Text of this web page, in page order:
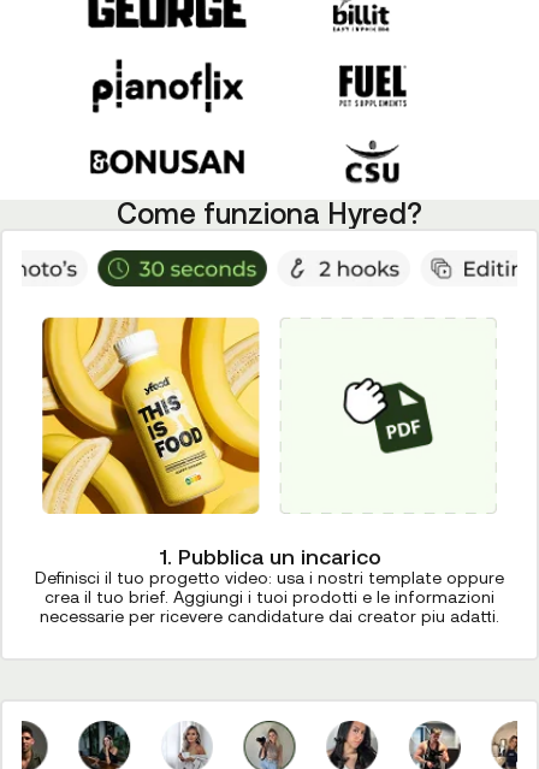
Come funziona Hyred?
1. Pubblica un incarico
Definisci il tuo progetto video: usa i nostri template oppure
crea il tuo brief. Aggiungi i tuoi prodotti e le informazioni
necessarie per ricevere candidature dai creator piu adatti.